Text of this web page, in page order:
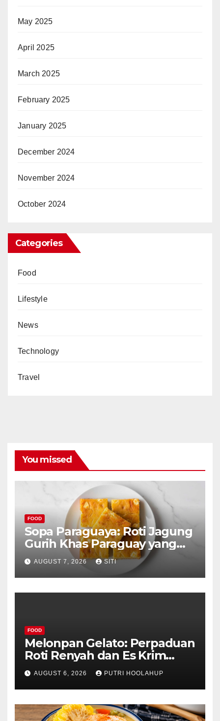
May 2025
April 2025
March 2025
February 2025
January 2025
December 2024
November 2024
October 2024
Categories
Food
Lifestyle
News
Technology
Travel
You missed
FOOD
Sopa Paraguaya: Roti Jagung
Gurih Khas Paraguay yang
Unik
AUGUST 7, 2026 SITI
FOOD
Melonpan Gelato: Perpaduan
Roti Renyah dan Es Krim
Lembut yang Menggoda
AUGUST 6, 2026 PUTRI HOOLAHUP